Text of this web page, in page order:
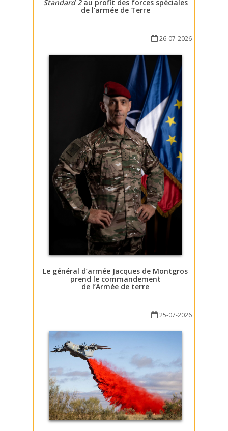
Standard 2au profit des forces spéciales
de l’armée de Terre
26-07-2026
Le général d’armée Jacques de Montgros
prend le commandement
de l’Armée de terre
25-07-2026